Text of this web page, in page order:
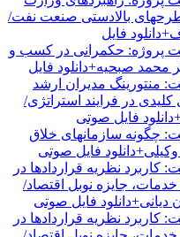
بالادستی صنعت نفت/
فایل
پروژه: حکمرانی در کسب و
محمد صبحیه+دانلود فایل
منتورینگ مدیران ارشد
در فرایند استراتژی/
فایل صوتی
چگونه سازمانهای خلاق
فایل صوتی
نظریه قراردادها در
جایزه نوبل اقتصاد/
فایل صوتی
نظریه قراردادها در